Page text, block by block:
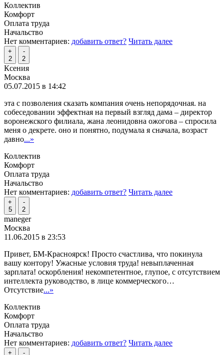
Коллектив
Комфорт
Оплата труда
Начальство
Нет комментариев: добавить ответ? Читать далее
+
2
-
2
Ксения
Москва
05.07.2015 в 14:42
эта с позволения сказать компания очень непорядочная. на
собеседовании эффектная на первый взгляд дама – директор
воронежского филиала, жана леонидовна ожогова – спросила
меня о декрете. оно и понятно, подумала я сначала, возраст
давно...»
Коллектив
Комфорт
Оплата труда
Начальство
Нет комментариев: добавить ответ? Читать далее
+
5
-
2
maneger
Москва
11.06.2015 в 23:53
Привет, БМ-Красноярск! Просто счастлива, что покинула
вашу контору! Ужасные условия труда! невыплаченная
зарплата! оскорбления! некомпетентное, глупое, с отсутствием
интеллекта руководство, в лице коммерческого…
Отсутствие...»
Коллектив
Комфорт
Оплата труда
Начальство
Нет комментариев: добавить ответ? Читать далее
+ -